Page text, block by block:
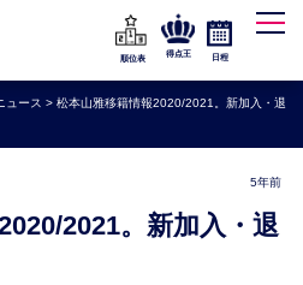
順位表
得点王 日程
ュース > 松本山雅移籍情報2020/2021。新加入・退
5年前